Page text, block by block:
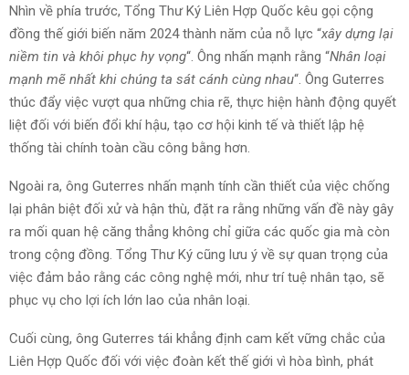
Nhìn về phía trước, Tổng Thư Ký Liên Hợp Quốc kêu gọi cộng
đồng thế giới biến năm 2024 thành năm của nỗ lực “xây dựng lại
niềm tin và khôi phục hy vọng“. Ông nhấn mạnh rằng “Nhân loại
mạnh mẽ nhất khi chúng ta sát cánh cùng nhau“. Ông Guterres
thúc đẩy việc vượt qua những chia rẽ, thực hiện hành động quyết
liệt đối với biến đổi khí hậu, tạo cơ hội kinh tế và thiết lập hệ
thống tài chính toàn cầu công bằng hơn.
Ngoài ra, ông Guterres nhấn mạnh tính cần thiết của việc chống
lại phân biệt đối xử và hận thù, đặt ra rằng những vấn đề này gây
ra mối quan hệ căng thẳng không chỉ giữa các quốc gia mà còn
trong cộng đồng. Tổng Thư Ký cũng lưu ý về sự quan trọng của
việc đảm bảo rằng các công nghệ mới, như trí tuệ nhân tạo, sẽ
phục vụ cho lợi ích lớn lao của nhân loại.
Cuối cùng, ông Guterres tái khẳng định cam kết vững chắc của
Liên Hợp Quốc đối với việc đoàn kết thế giới vì hòa bình, phát